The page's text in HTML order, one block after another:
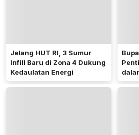
Jelang HUT RI, 3 Sumur
Infill Baru di Zona 4 Dukung
Kedaulatan Energi